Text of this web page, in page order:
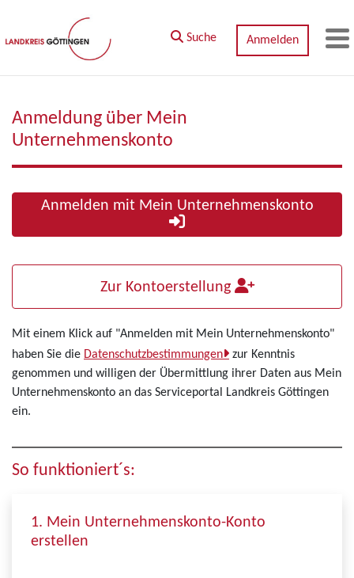
Zum Hauptinhalt springen
Suche Anmelden
Anmeldung über Mein
Unternehmenskonto
Anmelden mit Mein Unternehmenskonto
Zur Kontoerstellung
Mit einem Klick auf "Anmelden mit Mein Unternehmenskonto"
haben Sie die Datenschutzbestimmungen
zur Kenntnis
genommen und willigen der Übermittlung ihrer Daten aus Mein
Unternehmenskonto an das Serviceportal Landkreis Göttingen
ein.
So funktioniert´s:
1. Mein Unternehmenskonto-Konto
erstellen